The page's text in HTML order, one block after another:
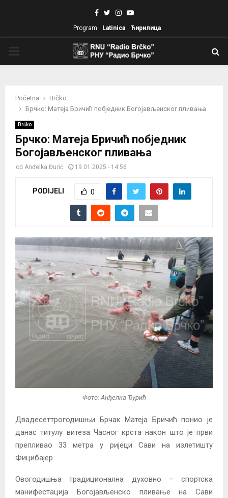
Facebook
TwitterInstagram
Youtube
Program Latinica Ћирилица
Početna
Brčko
Брчко: Матеја Бричић побједник Богојављенског пливања
Brčko
Брчко: Матеја Бричић побједник
Богојављенског пливања
od Anđelka Đurić 19.01.2025 - 14:56
PODIJELI 0
Фото: Анђелка Ђурић
Двадесеттрогодишњи Брчак Матеја Бричић понио је
данас титулу витеза Часног крста након што је први
препливао 33 метра у ријеци Сави на излетишту
Фицибајер.
Овогодишња традиционална духовно – спортска
манифестација Богојављенско пливање на Сави